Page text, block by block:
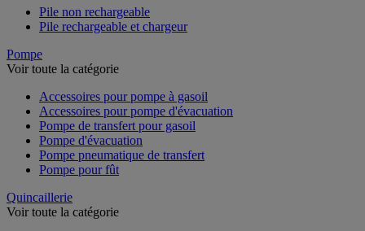
Pile non rechargeable
Pile rechargeable et chargeur
Pompe
Voir toute la catégorie
Accessoires pour pompe à gasoil
Accessoires pour pompe d'évacuation
Pompe de transfert pour gasoil
Pompe d'évacuation
Pompe pneumatique de transfert
Pompe pour fût
Quincaillerie
Voir toute la catégorie